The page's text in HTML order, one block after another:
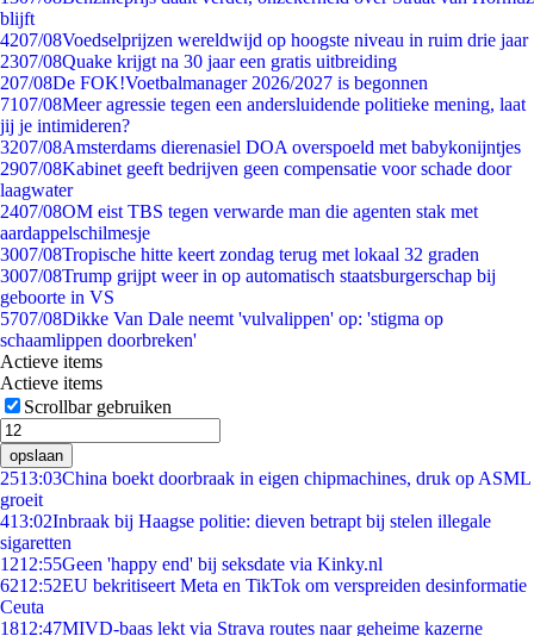
blijft
4207/08Voedselprijzen wereldwijd op hoogste niveau in ruim drie jaar
2307/08Quake krijgt na 30 jaar een gratis uitbreiding
207/08De FOK!Voetbalmanager 2026/2027 is begonnen
7107/08Meer agressie tegen een andersluidende politieke mening, laat
jij je intimideren?
3207/08Amsterdams dierenasiel DOA overspoeld met babykonijntjes
2907/08Kabinet geeft bedrijven geen compensatie voor schade door
laagwater
2407/08OM eist TBS tegen verwarde man die agenten stak met
aardappelschilmesje
3007/08Tropische hitte keert zondag terug met lokaal 32 graden
3007/08Trump grijpt weer in op automatisch staatsburgerschap bij
geboorte in VS
5707/08Dikke Van Dale neemt 'vulvalippen' op: 'stigma op
schaamlippen doorbreken'
Actieve items
Actieve items
Scrollbar gebruiken
opslaan
2513:03China boekt doorbraak in eigen chipmachines, druk op ASML
groeit
413:02Inbraak bij Haagse politie: dieven betrapt bij stelen illegale
sigaretten
1212:55Geen 'happy end' bij seksdate via Kinky.nl
6212:52EU bekritiseert Meta en TikTok om verspreiden desinformatie
Ceuta
1812:47MIVD-baas lekt via Strava routes naar geheime kazerne